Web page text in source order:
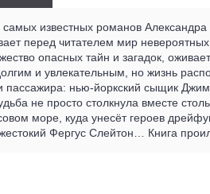
известных романов
перед читателем мир
опасных тайн и загадок,
и увлекательным, но жизнь
пассажира: нью-йоркский сыщик
не просто столкнула вместе
море, куда унесёт героев
Фергус Слейтон… Книга